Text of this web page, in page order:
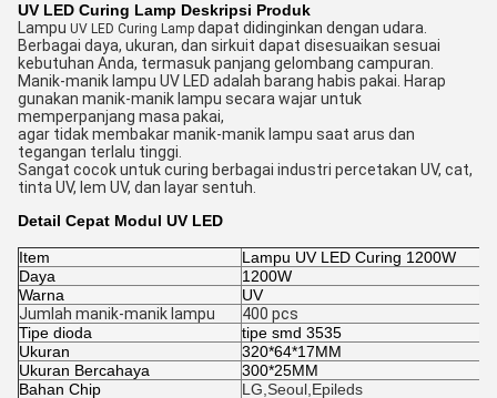
UV LED Curing Lamp Deskripsi Produk
Lampu UV LED Curing Lamp dapat didinginkan dengan udara.
Berbagai daya, ukuran, dan sirkuit dapat disesuaikan sesuai
kebutuhan Anda, termasuk panjang gelombang campuran.
Manik-manik lampu UV LED adalah barang habis pakai. Harap
gunakan manik-manik lampu secara wajar untuk
memperpanjang masa pakai,
agar tidak membakar manik-manik lampu saat arus dan
tegangan terlalu tinggi.
Sangat cocok untuk curing berbagai industri percetakan UV, cat,
tinta UV, lem UV, dan layar sentuh.
Detail Cepat Modul UV LED
Item
Lampu UV LED Curing 1200W
Daya
1200W
Warna
UV
Jumlah manik-manik lampu
400 pcs
Tipe dioda
tipe smd 3535
Ukuran
320*64*17MM
Ukuran Bercahaya
300*25MM
Bahan Chip
LG,Seoul,Epileds